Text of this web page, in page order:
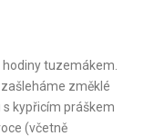
tuzemákem.
změklé
kypřicím práškem
(včetně